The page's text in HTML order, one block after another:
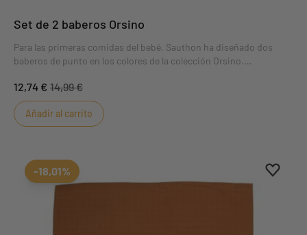
Set de 2 baberos Orsino
Para las primeras comidas del bebé, Sauthon ha diseñado dos
baberos de punto en los colores de la colección Orsino.
suavidad y la otra de esponja para mayor absorción.
12,74 € 14,99 €
Añadir al carrito
borrar
-18,01%